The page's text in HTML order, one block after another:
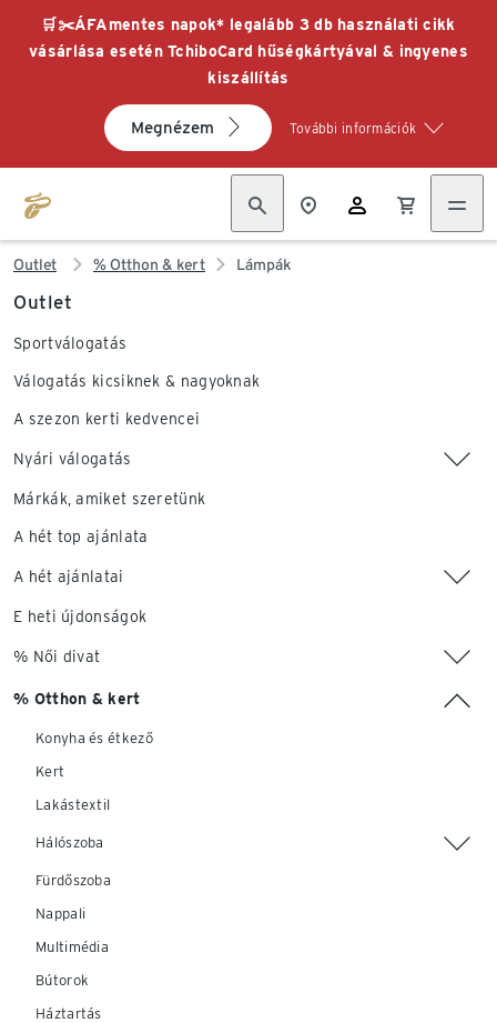
🛒✂️ÁFAmentes napok* legalább 3 db használati cikk
vásárlása esetén TchiboCard hűségkártyával & ingyenes
kiszállítás
Megnézem További információk
Outlet % Otthon & kert Lámpák
Outlet
Sportválogatás
Válogatás kicsiknek & nagyoknak
A szezon kerti kedvencei
Nyári válogatás
Márkák, amiket szeretünk
A hét top ajánlata
A hét ajánlatai
E heti újdonságok
% Női divat
% Otthon & kert
Konyha és étkező
Kert
Lakástextil
Hálószoba
Fürdőszoba
Nappali
Multimédia
Bútorok
Háztartás